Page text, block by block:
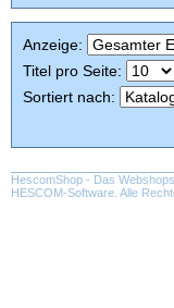
Anzeige:
Titel pro Seite:
Sortiert nach:
HescomShop - Das
HESCOM-Software . Alle